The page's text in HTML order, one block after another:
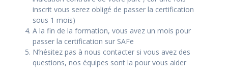
inscrit vous serez obligé de passer la certification
sous 1 mois)
A la fin de la formation, vous avez un mois pour
passer la certification sur SAFe
N’hésitez pas à nous contacter si vous avez des
questions, nos équipes sont la pour vous aider